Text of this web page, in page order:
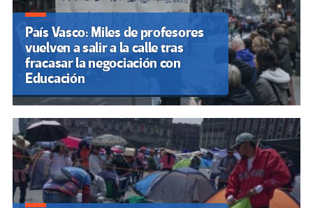
País Vasco: Miles de profesores
vuelven a salir a la calle tras
fracasar la negociación con
Educación